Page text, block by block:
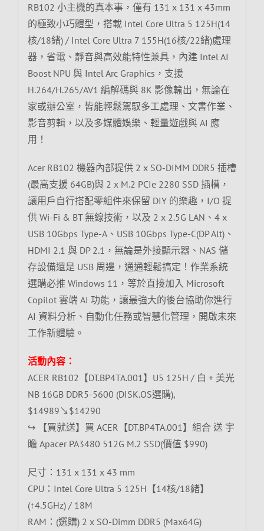
RB102 小主機的真本事，僅有 131 x 131 x 43mm
的極致小巧體型，搭載 Intel Core Ultra 5 125H(14
核/18緒) / Intel Core Ultra 7 155H(16核/22緒)處理
器，省電、靜音與高效能特性兼具，內建 Intel AI
Boost NPU 與 Intel Arc Graphics，支援
H.264/H.265/AV1 編解碼與 8K 影像輸出，無論在
家或辦公室，皆能輕鬆駕馭多工處理、文書作業、
影音剪輯，以及多媒體娛樂、輕量遊戲與 AI 應
用！
Acer RB102 機器內部提供 2 x SO-DIMM DDR5 插槽
(最高支援 64GB)與 2 x M.2 PCIe 2280 SSD 插槽，
讓用戶自行搭配零組件來保留 DIY 的樂趣，I/O 提
供 Wi-Fi & BT 無線技術，以及 2 x 2.5G LAN、4 x
USB 10Gbps Type-A、USB 10Gbps Type-C(DP Alt)、
HDMI 2.1 與 DP 2.1，無論是外接顯示器、NAS 儲
存設備還是 USB 周邊，通通輕鬆搞定！作業系統
選購必推 Windows 11，等於直接加入 Microsoft
Copilot 雲端 AI 功能，讓最強大的後台協助你進行
AI 資料分析、自動化任務或智慧化管理，開啟未來
工作新體驗。
活動內容：
ACER RB102【DT.BP4TA.001】U5 125H / 白 + 美光
NB 16GB DDR5-5600 (DISK.OS選購),
$14989↘$14290
↪ 【買就送】買 ACER【DT.BP4TA.001】組合 送 宇
瞻 Apacer PA3480 512G M.2 SSD(價值 $990)
尺寸：131 x 131 x 43 mm
CPU：Intel Core Ultra 5 125H【14核/18緒】
(↑4.5GHz) / 18M
RAM：(選購) 2 x SO-Dimm DDR5 (Max64G)